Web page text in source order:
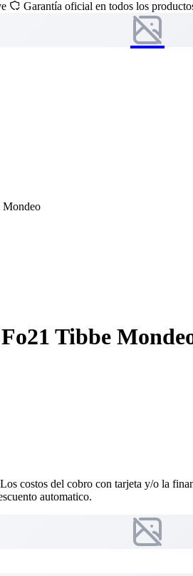
Garantía oficial en todos los
Mondeo
Tibbe
costos del cobro con tarjeta y/o la
automatico.